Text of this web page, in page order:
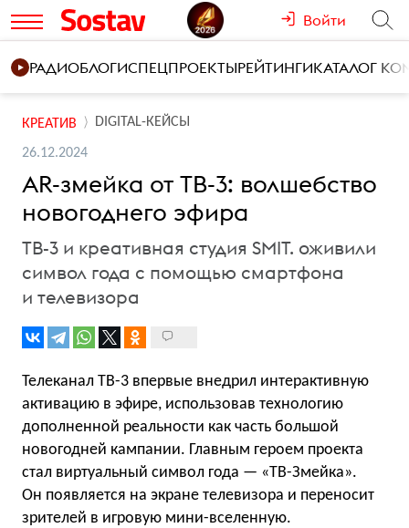
Войти
РАДИОБЛОГИСПЕЦПРОЕКТЫРЕЙТИНГИКАТАЛОГ
КРЕАТИВ DIGITAL-КЕЙСЫ
26.12.2024
AR-змейка от ТВ-3: волшебство
новогоднего эфира
ТВ-3 и креативная студия SMIT. оживили
символ года с помощью смартфона
и телевизора
Телеканал ТВ-3 впервые внедрил интерактивную
активацию в эфире, использовав технологию
дополненной реальности как часть большой
новогодней кампании. Главным героем проекта
стал виртуальный символ года — «ТВ-Змейка».
Он появляется на экране телевизора и переносит
зрителей в игровую мини-вселенную.